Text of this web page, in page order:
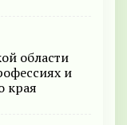
области
и
края